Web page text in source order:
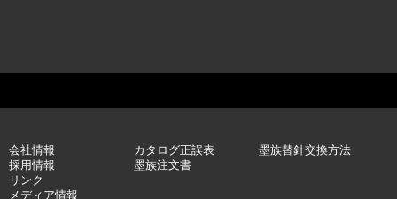
会社情報
採用情報
リンク
メディア情報
カタログ正誤表
墨族注文書
墨族替針交換方法